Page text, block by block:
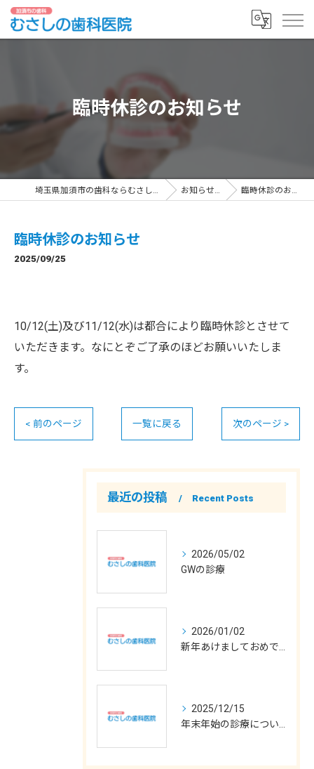
臨時休診のお知らせ
埼玉県加須市の歯科ならむさしの歯科医院 お知らせ一覧 臨時休診のお知らせ
臨時休診のお知らせ
2025/09/25
10/12(土)及び11/12(水)は都合により臨時休診とさせて
いただきます。なにとぞご了承のほどお願いいたしま
す。
< 前のページ 一覧に戻る 次のページ >
最近の投稿 Recent Posts
2026/05/02
GWの診療
2026/01/02
2025/12/15